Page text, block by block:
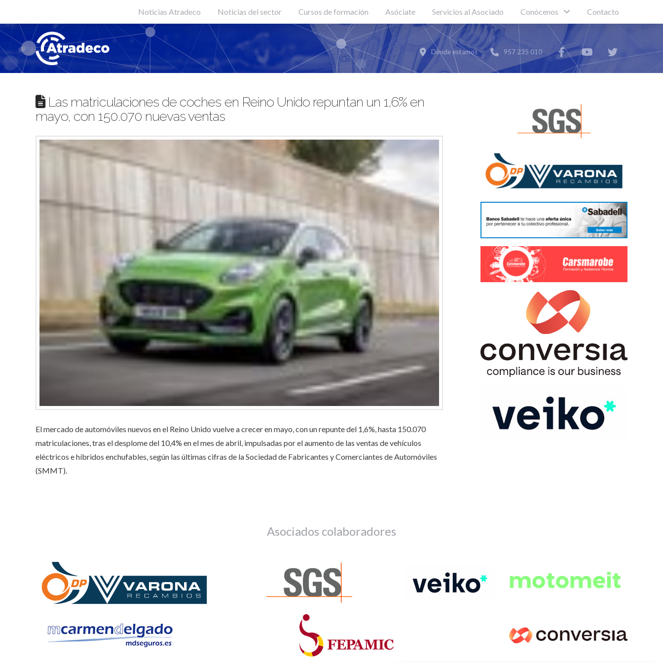
Noticias Atradeco Noticias del sector Cursos de formación Asóciate Servicios al Asociado Conócenos Contacto
Donde estamos 957 235 010
Las matriculaciones de coches en Reino Unido repuntan un 1,6% en
mayo, con 150.070 nuevas ventas
El mercado de automóviles nuevos en el Reino Unido vuelve a crecer en mayo, con un repunte del 1,6%, hasta 150.070
matriculaciones, tras el desplome del 10,4% en el mes de abril, impulsadas por el aumento de las ventas de vehículos
eléctricos e híbridos enchufables, según las últimas cifras de la Sociedad de Fabricantes y Comerciantes de Automóviles
(SMMT).
Asociados colaboradores